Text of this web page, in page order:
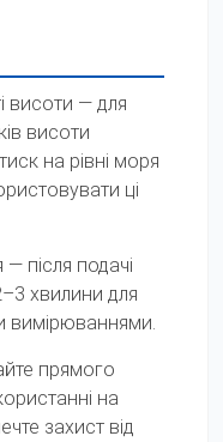
висоти — для
висоти
на рівні моря
ці
— після подачі
хвилини для
вимірюваннями.
прямого
на
захист від